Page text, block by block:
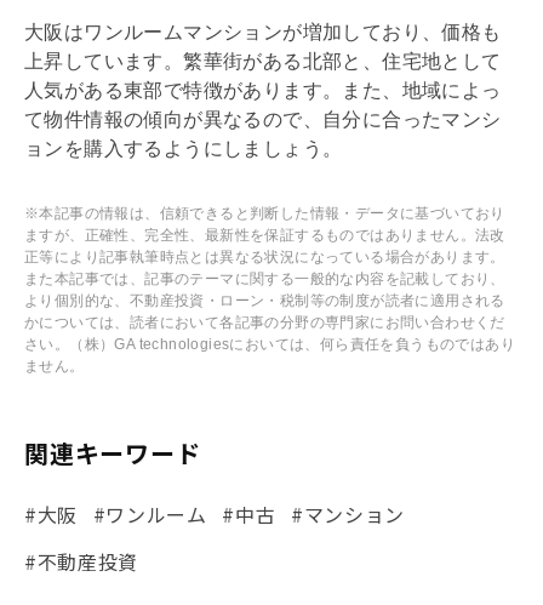
大阪はワンルームマンションが増加しており、価格も
上昇しています。繁華街がある北部と、住宅地として
人気がある東部で特徴があります。また、地域によっ
て物件情報の傾向が異なるので、自分に合ったマンシ
ョンを購入するようにしましょう。
※本記事の情報は、信頼できると判断した情報・データに基づいており
ますが、正確性、完全性、最新性を保証するものではありません。法改
正等により記事執筆時点とは異なる状況になっている場合があります。
また本記事では、記事のテーマに関する一般的な内容を記載しており、
より個別的な、不動産投資・ローン・税制等の制度が読者に適用される
かについては、読者において各記事の分野の専門家にお問い合わせくだ
さい。（株）GA technologiesにおいては、何ら責任を負うものではあり
ません。
関連キーワード
#大阪 #ワンルーム #中古
#マンション
#不動産投資